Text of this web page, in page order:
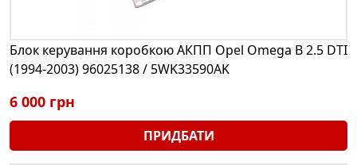
Блок керування коробкою АКПП Opel Omega B 2.5 DTI
(1994-2003) 96025138 / 5WK33590AK
6 000 грн
ПРИДБАТИ